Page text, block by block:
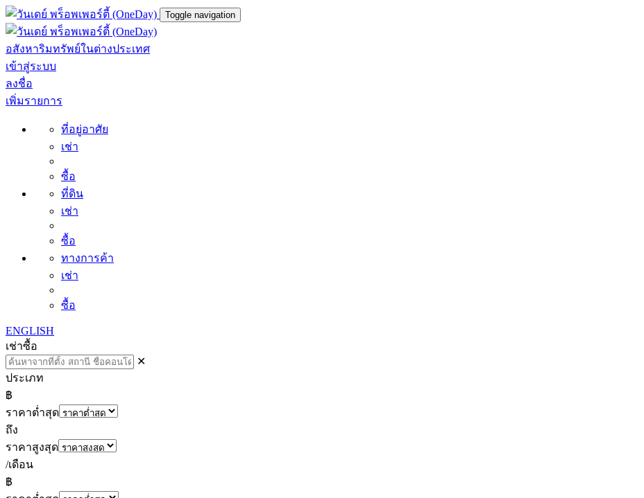
Toggle navigation
อสังหาริมทรัพย์ในต่างประเทศ
เข้าสู่ระบบ
ลงชื่อ
เพิ่มรายการ
ที่อยู่อาศัย
เช่า
ซื้อ
ที่ดิน
เช่า
ซื้อ
ทางการค้า
เช่า
ซื้อ
ENGLISH
เช่าซื้อ
✕
ประเภท
฿
ราคาต่ำสุด
ถึง
ราคาสูงสุด
/เดือน
฿